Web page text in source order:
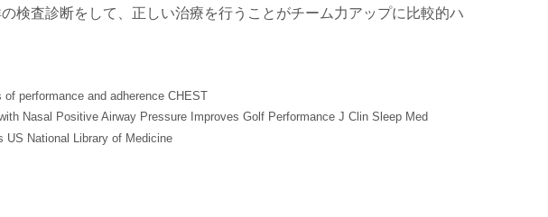
検査診断をして、正しい治療を行うことがチーム力アップに比較的ハ
performance and adherence CHEST
Nasal Positive Airway Pressure Improves Golf Performance J Clin Sleep Med
US National Library of Medicine